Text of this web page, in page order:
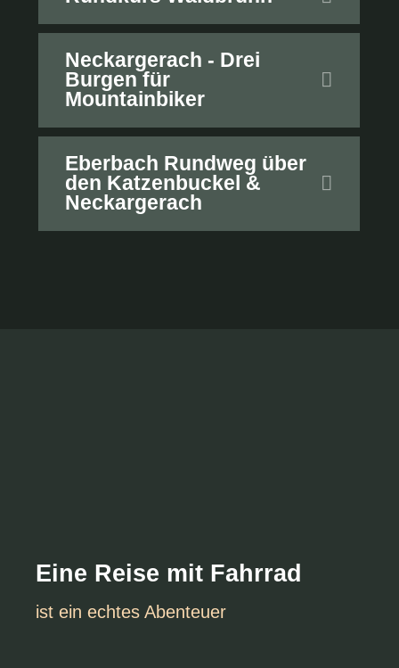
Neckargerach - Drei
Burgen für
Mountainbiker
Eberbach Rundweg über
den Katzenbuckel &
Neckargerach
Eine Reise mit Fahrrad
ist ein echtes Abenteuer